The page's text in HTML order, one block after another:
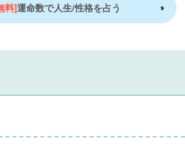
料]運命数で人生/性格を占う